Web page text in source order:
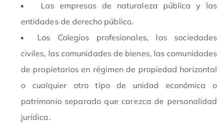
Las empresas de naturaleza pública y las
entidades de derecho público.
Los Colegios profesionales, las sociedades
civiles, las comunidades de bienes, las comunidades
de propietarios en régimen de propiedad horizontal
o cualquier otro tipo de unidad económica o
patrimonio separado que carezca de personalidad
jurídica.